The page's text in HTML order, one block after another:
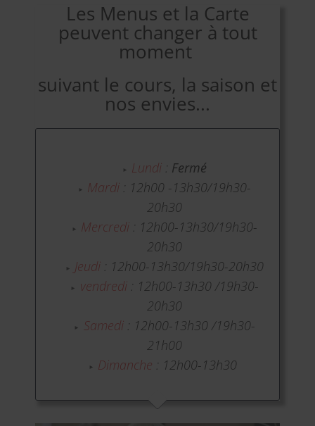
Les Menus et la Carte
peuvent changer à tout
moment
suivant le cours, la saison et
nos envies...
Lundi : Fermé
Mardi : 12h00 -13h30/19h30-
20h30
Mercredi : 12h00-13h30/19h30-
20h30
Jeudi : 12h00-13h30/19h30-20h30
vendredi: 12h00-13h30 /19h30-
20h30
Samedi: 12h00-13h30 /19h30-
21h00
Dimanche : 12h00-13h30